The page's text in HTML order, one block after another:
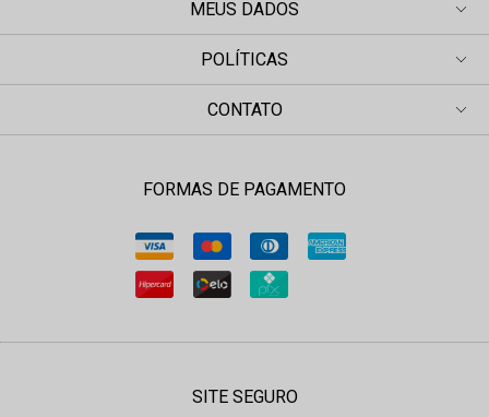
MEUS DADOS
POLÍTICAS
CONTATO
FORMAS DE PAGAMENTO
SITE SEGURO